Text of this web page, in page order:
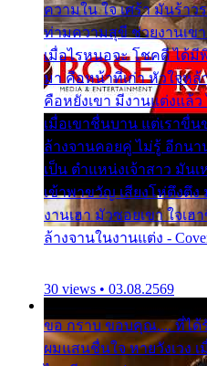
ความใน ใจ เศร้า มันร้า
ท่ามความสุขี ช่วยงานเข
เมื่อไรหนอจะ โชคดี ได้
มา คือหน้าที่เก่า หัวใจห
คือหยังเขา มีงานแต่งแล้
เมื่อเขาชื่นบาน แต่เราขื่
ล้างจานคอยคู่ ไม่รู้ อีกนา
เป็น ตำแหน่งเจ้าสาว มัน
เข้าพาขวัญ เสียงโห่ตึงตึ
งานเฮา มัวซอยเขา ใจเ
ล้างจานในงานแต่ง -
30 views • 03.08.2569
ขอ กราบ ขอบคุณ.... ที่ได้
ผมแสนชื่นใจ หายวังเวง